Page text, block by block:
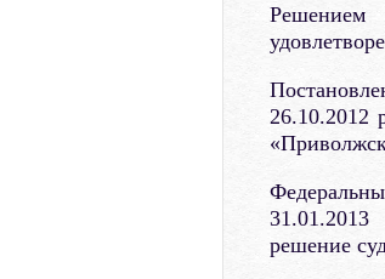
Решением
26.10.2012
решение